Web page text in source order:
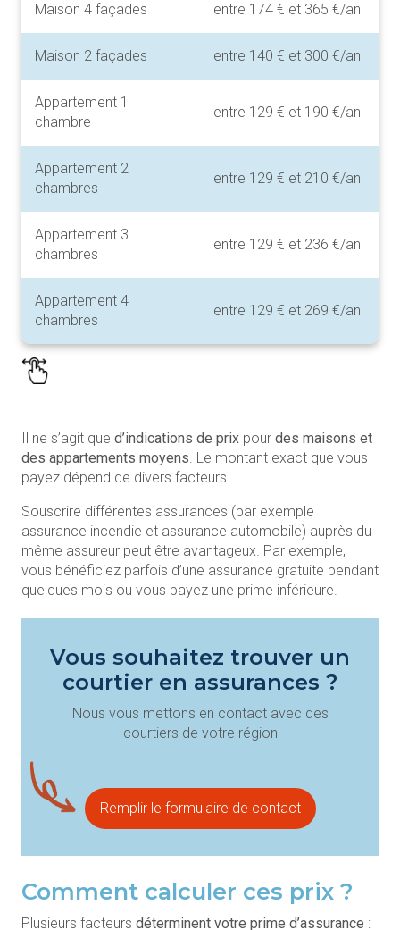
Maison 4 façades entre 174 € et 365 €/an
Maison 2 façades entre 140 € et 300 €/an
Appartement 1
chambre
entre 129 € et 190 €/an
Appartement 2
chambres
entre 129 € et 210 €/an
Appartement 3
chambres
entre 129 € et 236 €/an
Appartement 4
chambres
entre 129 € et 269 €/an
Il ne s’agit que d’indications de prix pour des maisons et
des appartements moyens. Le montant exact que vous
payez dépend de divers facteurs.
Souscrire différentes assurances (par exemple
assurance incendie et assurance automobile) auprès du
même assureur peut être avantageux. Par exemple,
vous bénéficiez parfois d’une assurance gratuite pendant
quelques mois ou vous payez une prime inférieure.
Vous souhaitez trouver un
courtier en assurances ?
Nous vous mettons en contact avec des
courtiers de votre région
Remplir le formulaire de contact
Comment calculer ces prix ?
Plusieurs facteurs déterminent votre prime d’assurance :